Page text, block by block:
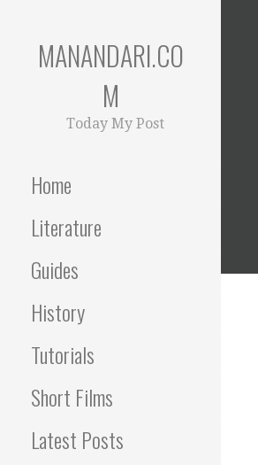
MANANDARI.CO
M
Today My Post
Home
Literature
Guides
History
Tutorials
Short Films
Latest Posts